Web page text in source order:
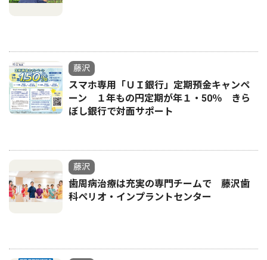
藤沢
スマホ専用「ＵＩ銀行」定期預金キャンペ
ーン １年もの円定期が年１・50％ きら
ぼし銀行で対面サポート
藤沢
歯周病治療は充実の専門チームで 藤沢歯
科ペリオ・インプラントセンター